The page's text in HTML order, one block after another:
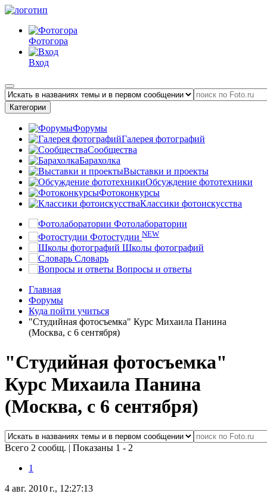
Фотогора
Вход
Категории
Форумы
Галерея фотографий
Сообщества
Барахолка
Выставки и проекты
Обсуждение фототехники
Фотоконкурсы
Классики фотоискусства
Фотолаборатории
Фотостудии NEW
Школы фотографий
Словарь
Вопросы и ответы
Главная
Форумы
Куда пойти учиться
"Студийная фотосъемка" Курс Михаила Панина
(Москва, с 6 сентября)
"Студийная фотосъемка"
Курс Михаила Панина
(Москва, с 6 сентября)
Всего 2 сообщ. | Показаны 1 - 2
1
4 авг. 2010 г., 12:27:13